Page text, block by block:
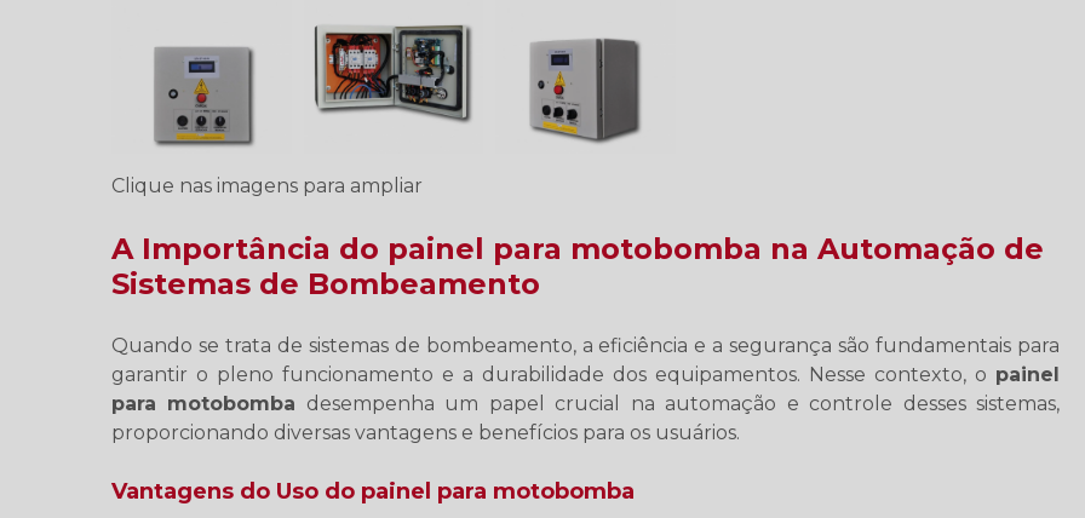
Clique nas imagens para ampliar
A Importância do painel para motobomba na Automação de
Sistemas de Bombeamento
Quando se trata de sistemas de bombeamento, a eficiência e a segurança são fundamentais para
garantir o pleno funcionamento e a durabilidade dos equipamentos. Nesse contexto, o painel
para motobomba desempenha um papel crucial na automação e controle desses sistemas,
proporcionando diversas vantagens e benefícios para os usuários.
Vantagens do Uso do painel para motobomba